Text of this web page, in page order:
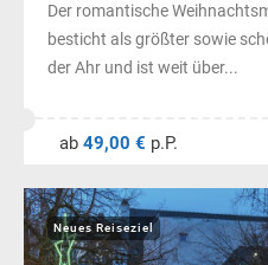
Der romantische
besticht als größter sowie
der Ahr und ist weit über...
ab 49,00 € p.P.
Neues Reiseziel